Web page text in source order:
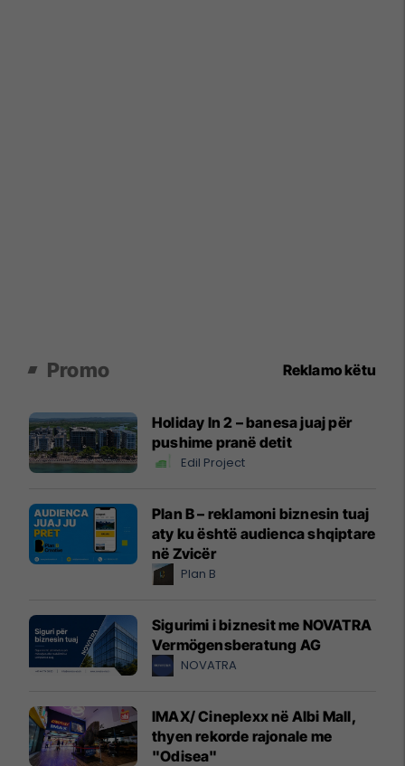
Promo Reklamo këtu
Holiday In 2 – banesa juaj për
pushime pranë detit
Edil Project
Plan B – reklamoni biznesin tuaj
aty ku është audienca shqiptare
në Zvicër
Plan B
Sigurimi i biznesit me NOVATRA
Vermögensberatung AG
NOVATRA
IMAX/ Cineplexx në Albi Mall,
thyen rekorde rajonale me
"Odisea"